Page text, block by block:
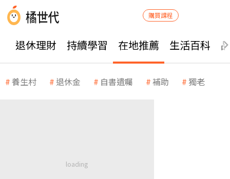
購買課程
退休理財 持續學習 在地推薦 生活百科
養生村 退休金 自書遺囑 補助 獨老